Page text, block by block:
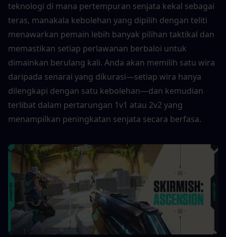
teknologi di mana pertempuran senjata kekal sebagai
teras, manakala kebolehan yang dipilih dengan teliti
menawarkan pemain lebih banyak pilihan taktikal dan
memastikan setiap perlawanan berbaloi untuk
dimainkan berulang kali. Anda akan memilih satu wira
daripada senarai yang dikurasi—setiap wira hanya
dilengkapi dengan satu kebolehan—dan kemudian
terlibat dalam pertarungan 1v1 atau 2v2 yang
menampilkan peningkatan senjata secara berfasa.